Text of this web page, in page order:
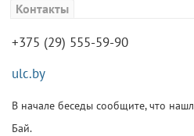
Контакты
+375 (29) 555-59-90
ulc.by
В начале беседы сообщите, что
Бай.